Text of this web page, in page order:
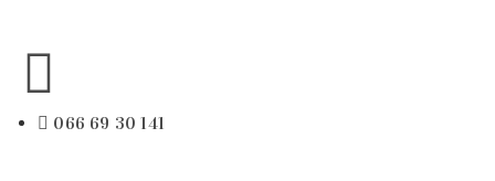
066 69 30 141